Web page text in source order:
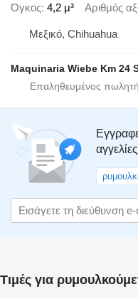
Όγκος 4,2 μ³ Αριθμός
Μεξικό, Chihuahua
Maquinaria Wiebe Km 24
Τιμές για